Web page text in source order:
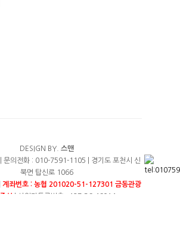
DESIGN BY. 스맨
| 문의전화 : 010-7591-1105 | 경기도 포천시 신
북면 탑신로 1066
계좌번호 : 농협 201020-51-127301 금동관광
설 | 사업자등록번호 : 127-36-46014